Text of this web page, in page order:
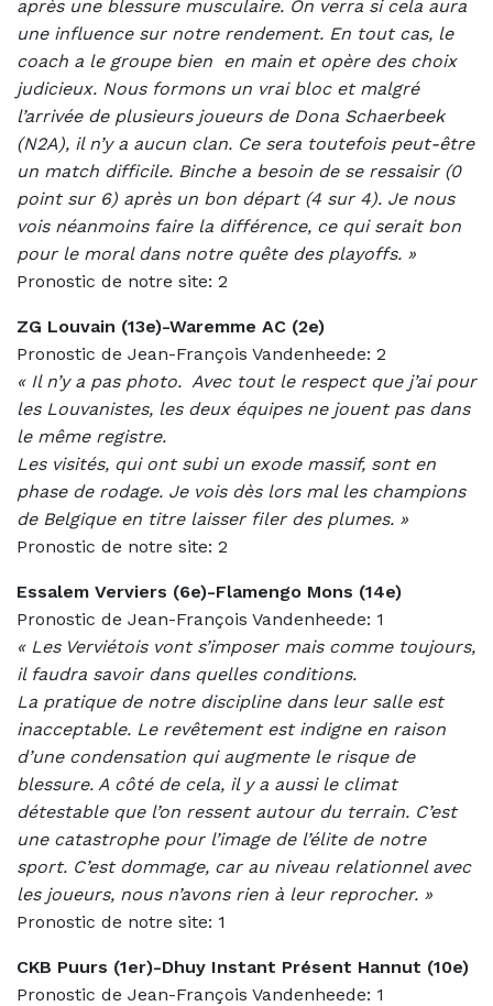
après une blessure musculaire. On verra si cela aura
une influence sur notre rendement. En tout cas, le
coach a le groupe bien en main et opère des choix
judicieux. Nous formons un vrai bloc et malgré
l’arrivée de plusieurs joueurs de Dona Schaerbeek
(N2A), il n’y a aucun clan. Ce sera toutefois peut-être
un match difficile. Binche a besoin de se ressaisir (0
point sur 6) après un bon départ (4 sur 4). Je nous
vois néanmoins faire la différence, ce qui serait bon
pour le moral dans notre quête des playoffs. »
Pronostic de notre site: 2
ZG Louvain (13e)-Waremme AC (2e)
Pronostic de Jean-François Vandenheede: 2
« Il n’y a pas photo. Avec tout le respect que j’ai pour
les Louvanistes, les deux équipes ne jouent pas dans
le même registre.
Les visités, qui ont subi un exode massif, sont en
phase de rodage. Je vois dès lors mal les champions
de Belgique en titre laisser filer des plumes. »
Pronostic de notre site: 2
Essalem Verviers (6e)-Flamengo Mons (14e)
Pronostic de Jean-François Vandenheede: 1
« Les Verviétois vont s’imposer mais comme toujours,
il faudra savoir dans quelles conditions.
La pratique de notre discipline dans leur salle est
inacceptable. Le revêtement est indigne en raison
d’une condensation qui augmente le risque de
blessure. A côté de cela, il y a aussi le climat
détestable que l’on ressent autour du terrain. C’est
une catastrophe pour l’image de l’élite de notre
sport. C’est dommage, car au niveau relationnel avec
les joueurs, nous n’avons rien à leur reprocher. »
Pronostic de notre site: 1
CKB Puurs (1er)-Dhuy Instant Présent Hannut (10e)
Pronostic de Jean-François Vandenheede: 1